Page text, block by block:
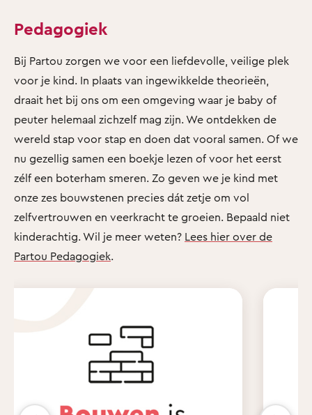
Pedagogiek
Bij Partou zorgen we voor een liefdevolle, veilige plek
voor je kind. In plaats van ingewikkelde theorieën,
draait het bij ons om een omgeving waar je baby of
peuter helemaal zichzelf mag zijn. We ontdekken de
wereld stap voor stap en doen dat vooral samen. Of we
nu gezellig samen een boekje lezen of voor het eerst
zélf een boterham smeren. Zo geven we je kind met
onze zes bouwstenen precies dát zetje om vol
zelfvertrouwen en veerkracht te groeien. Bepaald niet
kinderachtig. Wil je meer weten? Lees hier over de
Partou Pedagogiek.